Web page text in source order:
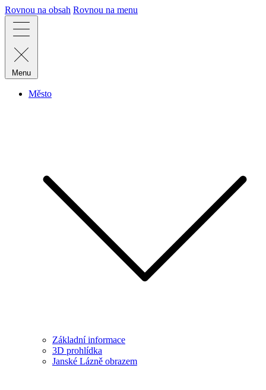
Rovnou na obsah Rovnou na menu
Menu
Město
Základní informace
3D prohlídka
Janské Lázně obrazem